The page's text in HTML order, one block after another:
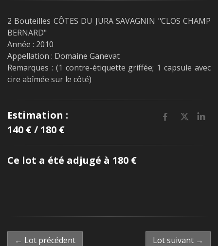
2 Bouteilles CÔTES DU JURA SAVAGNIN "CLOS CHAMP
BERNARD"
Année : 2010
Appellation : Domaine Ganevat
Remarques : (1 contre-étiquette griffée; 1 capsule avec
cire abîmée sur le côté)
Estimation :
140 € / 180 €
Ce lot a été adjugé à 180 €
← Lot précédent Lot suivant →